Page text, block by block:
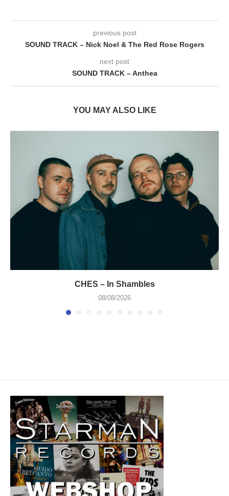
previous post
SOUND TRACK – Nick Noel & The Red Rose Rogers
next post
SOUND TRACK – Anthea
YOU MAY ALSO LIKE
CHES – In Shambles
08/08/2026